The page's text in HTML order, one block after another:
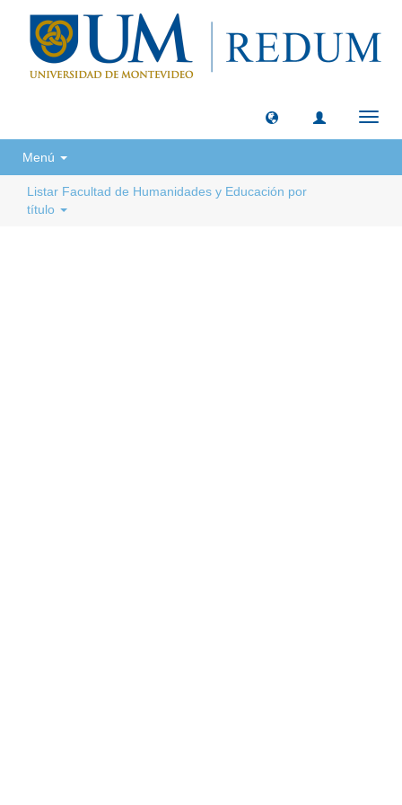
Menú
Listar Facultad de Humanidades y Educación por
título